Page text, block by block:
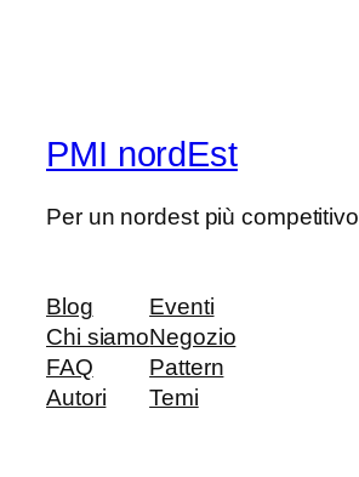
PMI nordEst
Per un nordest più competitivo
Blog
Chi siamo
FAQ
Autori
Eventi
Negozio
Pattern
Temi